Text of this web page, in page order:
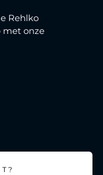
Rehlko
met onze